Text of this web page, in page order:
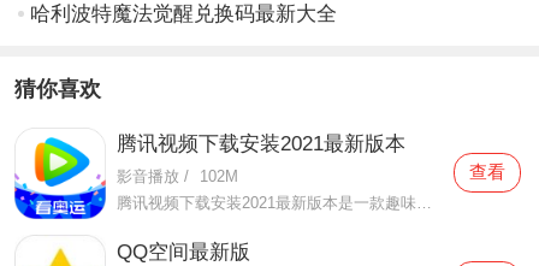
哈利波特魔法觉醒兑换码最新大全
猜你喜欢
腾讯视频下载安装2021最新版本
影音播放 /
102M
腾讯视频下载安装2021最新版本是一款趣味性非常强的手机视频播放软件。在这款腾讯视频下载安装2021最新版本有很多当下热播的影片资源，在这里面可以看到有很多的精彩的影片，你想要观看的电视剧、电影、综艺、动漫等等统统都汇聚在这里面，影片的内容也都是非常丰富的，用户们
查看
QQ空间最新版